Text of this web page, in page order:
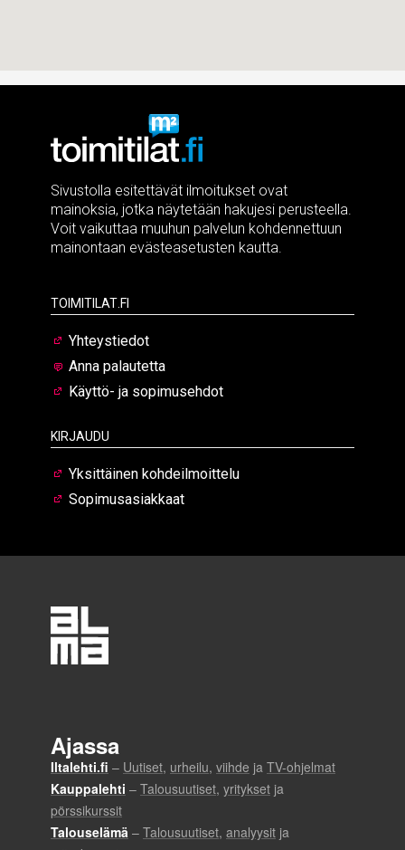
Sivustolla esitettävät ilmoitukset ovat
mainoksia, jotka näytetään hakujesi perusteella.
Voit vaikuttaa muuhun palvelun kohdennettuun
mainontaan evästeasetusten kautta.
Toimitilat.fi
Yhteystiedot
Anna palautetta
Käyttö- ja sopimusehdot
Kirjaudu
Yksittäinen kohdeilmoittelu
Sopimusasiakkaat